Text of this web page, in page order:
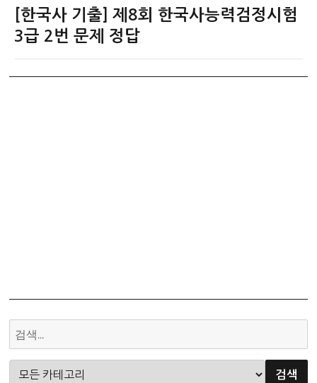
탐
색
[한국사 기출] 제8회 한국사능력검정시험
3급 2번 문제 정답